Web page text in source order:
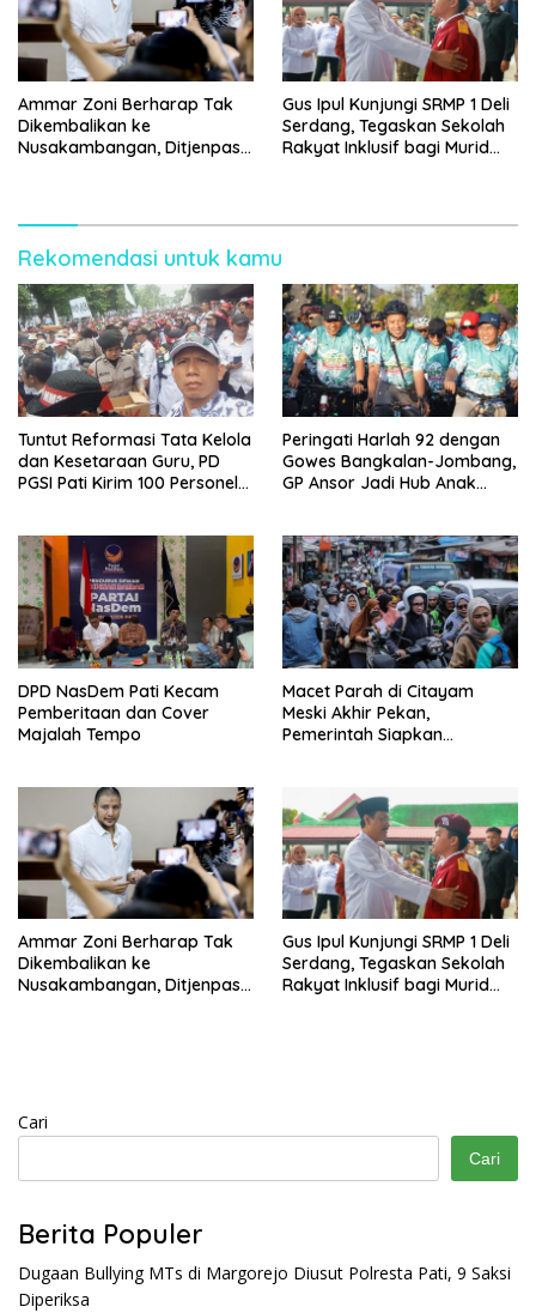
Ammar Zoni Berharap Tak
Dikembalikan ke
Nusakambangan, Ditjenpas
Gus Ipul Kunjungi SRMP 1 Deli
Serdang, Tegaskan Sekolah
Rakyat Inklusif bagi Murid
Rekomendasi untuk kamu
Tuntut Reformasi Tata Kelola
dan Kesetaraan Guru, PD
PGSI Pati Kirim 100 Personel
Peringati Harlah 92 dengan
Gowes Bangkalan-Jombang,
GP Ansor Jadi Hub Anak
DPD NasDem Pati Kecam
Pemberitaan dan Cover
Majalah Tempo
Macet Parah di Citayam
Meski Akhir Pekan,
Pemerintah Siapkan
Ammar Zoni Berharap Tak
Dikembalikan ke
Nusakambangan, Ditjenpas
Gus Ipul Kunjungi SRMP 1 Deli
Serdang, Tegaskan Sekolah
Rakyat Inklusif bagi Murid
Cari
Cari
Berita Populer
Dugaan Bullying MTs di Margorejo Diusut Polresta Pati, 9 Saksi
Diperiksa